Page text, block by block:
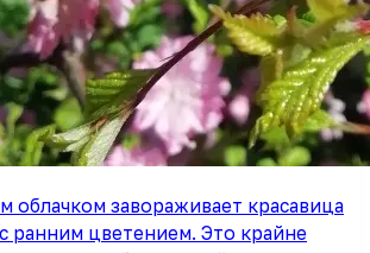
завораживает красавица
ранним цветением. Это крайне